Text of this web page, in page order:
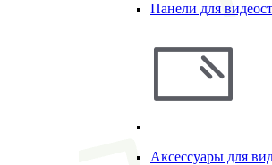
Панели для
Аксессуары для